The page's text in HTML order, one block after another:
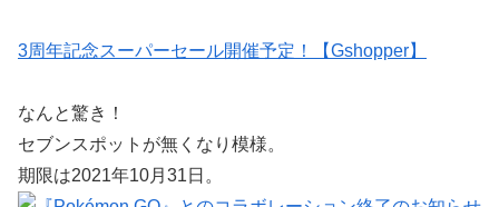
3周年記念スーパーセール開催予定！【Gshopper】
なんと驚き！
セブンスポットが無くなり模様。
期限は2021年10月31日。